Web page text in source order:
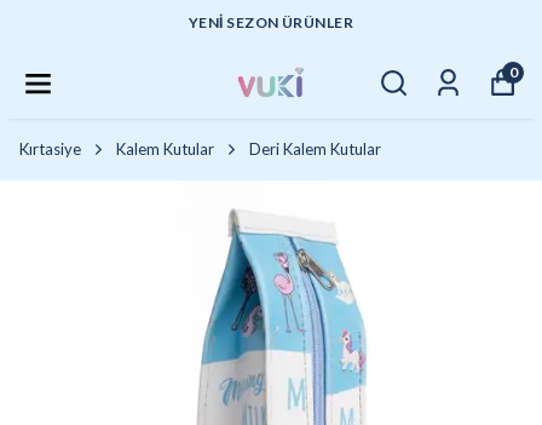
YENI SEZON ÜRÜNLER
0
Kırtasiye Kalem Kutular Deri Kalem Kutular